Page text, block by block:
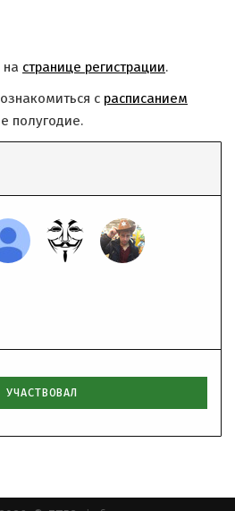
странице регистрации.
с расписанием
полугодие.
УЧАСТВОВАЛ